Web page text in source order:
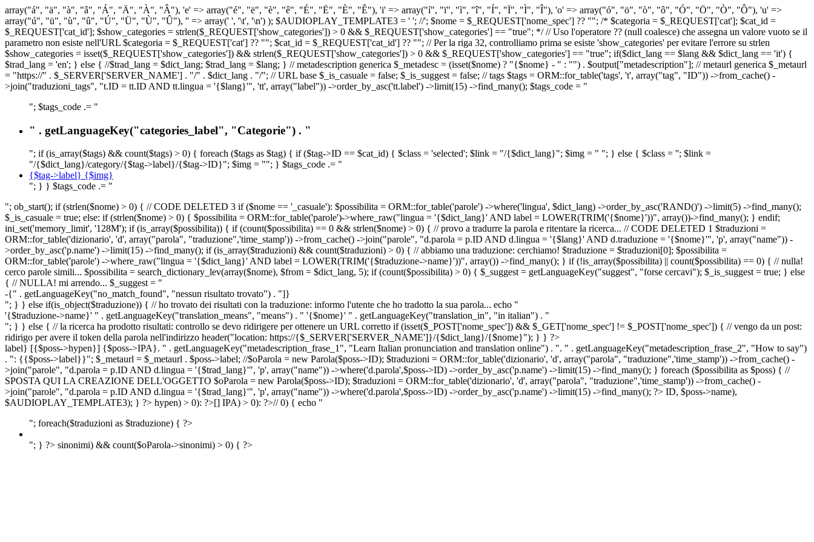
array("á", "ä", "à", "â", "Á", "Ä", "À", "Â"), 'e' => array("é", "ë", "è", "ê", "É", "Ë", "È", "Ê"), 'i' => array("í", "ï", "ì", "î", "Í", "Ï", "Ì", "Î"), 'o' => array("ó", "ö", "ò", "ô", "Ó", "Ö", "Ò", "Ô"), 'u' =>
array("ú", "ü", "ù", "û", "Ú", "Ü", "Ù", "Û"), '' => array(' ', '\t', '\n') ); $AUDIOPLAY_TEMPLATE3 = ' '; //'; $nome = $_REQUEST['nome_spec'] ?? ""; /* $categoria = $_REQUEST['cat']; $cat_id =
$_REQUEST['cat_id']; $show_categories = strlen($_REQUEST['show_categories']) > 0 && $_REQUEST['show_categories'] == "true"; */ // Uso l'operatore ?? (null coalesce) che assegna un valore vuoto se il
parametro non esiste nell'URL $categoria = $_REQUEST['cat'] ?? ""; $cat_id = $_REQUEST['cat_id'] ?? ""; // Per la riga 32, controlliamo prima se esiste 'show_categories' per evitare l'errore su strlen
$show_categories = isset($_REQUEST['show_categories']) && strlen($_REQUEST['show_categories']) > 0 && $_REQUEST['show_categories'] == "true"; if($dict_lang == $lang && $dict_lang == 'it') {
$trad_lang = 'en'; } else { //$trad_lang = $dict_lang; $trad_lang = $lang; } // metadescription generica $_metadesc = (isset($nome) ? "{$nome} - " : "") . $output["metadescription"]; // metaurl generica $_metaurl
= "https://" . $_SERVER['SERVER_NAME'] . "/" . $dict_lang . "/"; // URL base $_is_casuale = false; $_is_suggest = false; // tags $tags = ORM::for_table('tags', 't', array("tag", "ID")) ->from_cache() -
>join("traduzioni_tags", "t.ID = tt.ID AND tt.lingua = '{$lang}'", 'tt', array("label")) ->order_by_asc('tt.label') ->limit(15) ->find_many(); $tags_code = "
"; $tags_code .= "
" . getLanguageKey("categories_label", "Categorie") . "
"; if (is_array($tags) && count($tags) > 0) { foreach ($tags as $tag) { if ($tag->ID == $cat_id) { $class = 'selected'; $link = "/{$dict_lang}"; $img = " "; } else { $class = ''; $link =
"/{$dict_lang}/category/{$tag->label}/{$tag->ID}"; $img = ""; } $tags_code .= "
{$tag->label} {$img}
"; } } $tags_code .= "
"; ob_start(); if (strlen($nome) > 0) { // CODE DELETED 3 if ($nome == '_casuale'): $possibilita = ORM::for_table('parole') ->where('lingua', $dict_lang) ->order_by_asc('RAND()') ->limit(5) ->find_many();
$_is_casuale = true; else: if (strlen($nome) > 0) { $possibilita = ORM::for_table('parole')->where_raw("lingua = '{$dict_lang}' AND label = LOWER(TRIM('{$nome}'))", array())->find_many(); } endif;
ini_set('memory_limit', '128M'); if (is_array($possibilita)) { if (count($possibilita) == 0 && strlen($nome) > 0) { // provo a tradurre la parola e ritentare la ricerca... // CODE DELETED 1 $traduzioni =
ORM::for_table('dizionario', 'd', array("parola", "traduzione",'time_stamp')) ->from_cache() ->join("parole", "d.parola = p.ID AND d.lingua = '{$lang}' AND d.traduzione = '{$nome}'", 'p', array("name")) -
>order_by_asc('p.name') ->limit(15) ->find_many(); if (is_array($traduzioni) && count($traduzioni) > 0) { // abbiamo una traduzione: cerchiamo! $traduzione = $traduzioni[0]; $possibilita =
ORM::for_table('parole') ->where_raw("lingua = '{$dict_lang}' AND label = LOWER(TRIM('{$traduzione->name}'))", array()) ->find_many(); } if (!is_array($possibilita) || count($possibilita) == 0) { // nulla!
cerco parole simili... $possibilita = search_dictionary_lev(array($nome), $from = $dict_lang, 5); if (count($possibilita) > 0) { $_suggest = getLanguageKey("suggest", "forse cercavi"); $_is_suggest = true; } else
{ // NULLA! mi arrendo... $_suggest = "
-{" . getLanguageKey("no_match_found", "nessun risultato trovato") . "]}
"; } } else if(is_object($traduzione)) { // ho trovato dei risultati con la traduzione: informo l'utente che ho tradotto la sua parola... echo "
'{$traduzione->name}' " . getLanguageKey("translation_means", "means") . " '{$nome}' " . getLanguageKey("translation_in", "in italian") . "
"; } } else { // la ricerca ha prodotto risultati: controllo se devo ridirigere per ottenere un URL corretto if (isset($_POST['nome_spec']) && $_GET['nome_spec'] != $_POST['nome_spec']) { // vengo da un post:
ridirigo per avere il token della parola nell'indirizzo header("location: https://{$_SERVER['SERVER_NAME']}/{$dict_lang}/{$nome}"); } } ?>
label} [{$poss->hypen}] {$poss->IPA}. " . getLanguageKey("metadescription_frase_1", "Learn Italian pronunciation and translation online") . ". " . getLanguageKey("metadescription_frase_2", "How to say")
. ": {{$poss->label}}"; $_metaurl = $_metaurl . $poss->label; //$oParola = new Parola($poss->ID); $traduzioni = ORM::for_table('dizionario', 'd', array("parola", "traduzione",'time_stamp')) ->from_cache() -
>join("parole", "d.parola = p.ID AND d.lingua = '{$trad_lang}'", 'p', array("name")) ->where('d.parola',$poss->ID) ->order_by_asc('p.name') ->limit(15) ->find_many(); } foreach ($possibilita as $poss) { //
SPOSTA QUI LA CREAZIONE DELL'OGGETTO $oParola = new Parola($poss->ID); $traduzioni = ORM::for_table('dizionario', 'd', array("parola", "traduzione",'time_stamp')) ->from_cache() -
>join("parole", "d.parola = p.ID AND d.lingua = '{$trad_lang}'", 'p', array("name")) ->where('d.parola',$poss->ID) ->order_by_asc('p.name') ->limit(15) ->find_many(); ?> ID, $poss->name),
$AUDIOPLAY_TEMPLATE3); } ?> hypen) > 0): ?>[] IPA) > 0): ?>// 0) { echo "
"; foreach($traduzioni as $traduzione) { ?>
"; } ?> sinonimi) && count($oParola->sinonimi) > 0) { ?>